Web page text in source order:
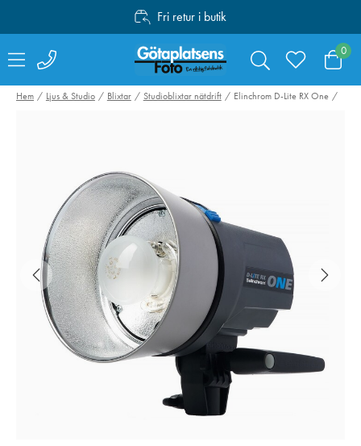
Fri retur i butik
Personlig service
Fri frakt över 1000:-
0
Swarovski RB-S
Batteri till AT / ST
Pris:720 kr
720 kr
I lager
Advanced Twist
Aluminium
Hem Ljus & Studio Blixtar Studioblixtar nätdrift Elinchrom D-Lite RX One